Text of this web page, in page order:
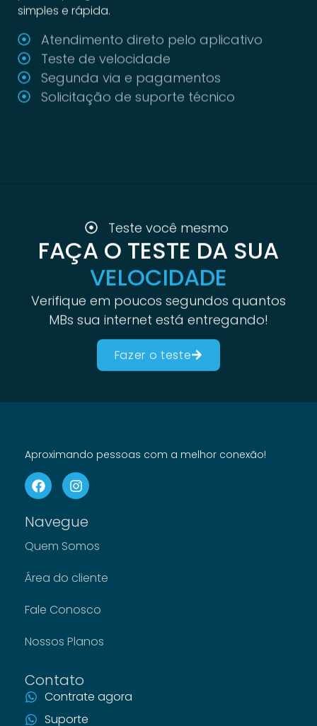
Teste de velocidade
Segunda via e pagamentos
Solicitação de suporte técnico
Teste você mesmo
FAÇA O TESTE DA SUA
VELOCIDADE
Verifique em poucos segundos quantos
MBs sua internet está entregando!
Fazer o teste
Aproximando pessoas com a melhor conexão!
Navegue
Quem Somos
Área do cliente
Fale Conosco
Nossos Planos
Contato
Contrate agora
Suporte